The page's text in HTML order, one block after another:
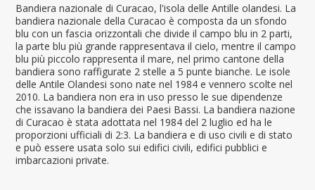
Bandiera nazionale di Curacao, l'isola delle Antille olandesi. La
bandiera nazionale della Curacao è composta da un sfondo
blu con un fascia orizzontali che divide il campo blu in 2 parti,
la parte blu più grande rappresentava il cielo, mentre il campo
blu più piccolo rappresenta il mare, nel primo cantone della
bandiera sono raffigurate 2 stelle a 5 punte bianche. Le isole
delle Antile Olandesi sono nate nel 1984 e vennero scolte nel
2010. La bandiera non era in uso presso le sue dipendenze
che issavano la bandiera dei Paesi Bassi. La bandiera nazione
di Curacao è stata adottata nel 1984 del 2 luglio ed ha le
proporzioni ufficiali di 2:3. La bandiera e di uso civili e di stato
e può essere usata solo sui edifici civili, edifici pubblici e
imbarcazioni private.